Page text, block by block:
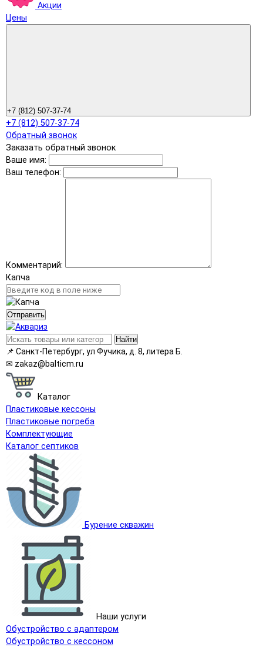
Акции
Цены
+7 (812) 507-37-74
+7 (812) 507-37-74
Обратный звонок
Заказать обратный звонок
Ваше имя:
Ваш телефон:
Комментарий:
Капча
Отправить
Найти
📌 Санкт-Петербург, ул Фучика, д. 8, литера Б.
✉ zakaz@balticm.ru
Каталог
Пластиковые кессоны
Пластиковые погреба
Комплектующие
Каталог септиков
Бурение скважин
Наши услуги
Обустройство с адаптером
Обустройство с кессоном